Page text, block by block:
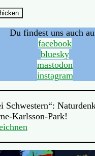
Du findest uns auch
facebook
bluesky
mastodon
instagram
Schwestern“:
Karlsson-Park!